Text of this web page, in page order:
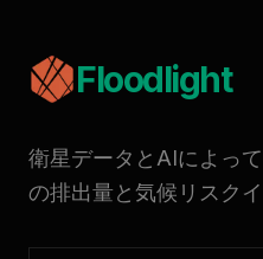
Floodlight
衛星データとAIによっ
の排出量と気候リスク